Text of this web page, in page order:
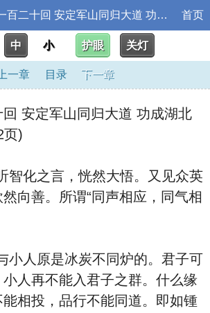
三侠五义_第一百二十回 安定军山同归大道 功成湖北别有收缘 首页
中 小 护眼 关灯
上一章 目录 下一章
安定军山同归大道 功成湖北
页)
化之言，恍然大悟。又见众英
向善。所谓“同声相应，同气相
人原是冰炭不同炉的。君子可
小人再不能入君子之群。什么缘
相投，品行不能同道。即如锺